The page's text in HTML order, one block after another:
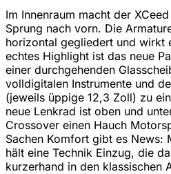
Im Innenraum macht der
Sprung nach vorn. Die
horizontal gegliedert und wirkt
echtes Highlight ist das neue
einer durchgehenden
volldigitalen Instrumente und
(jeweils üppige 12,3 Zoll) zu
neue Lenkrad ist oben und
Crossover einen Hauch
Sachen Komfort gibt es News:
hält eine Technik Einzug, die
kurzerhand in den klassischen